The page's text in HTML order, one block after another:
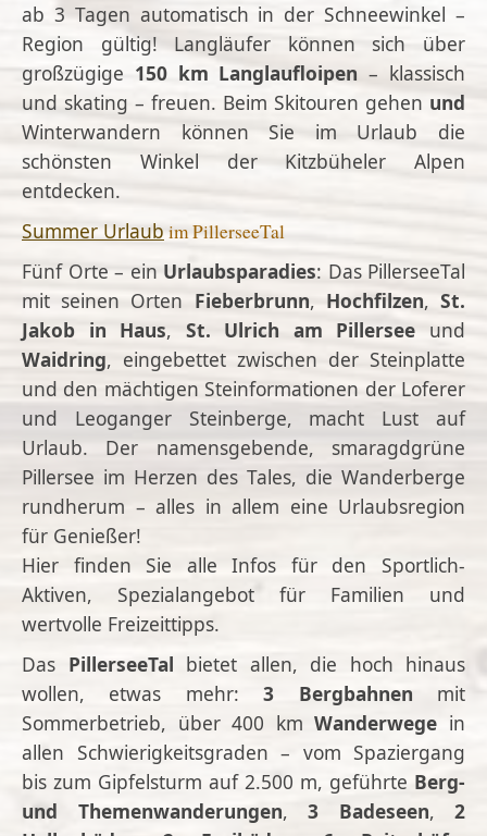
ab 3 Tagen automatisch in der Schneewinkel –
Region gültig! Langläufer können sich über
großzügige 150 km Langlaufloipen – klassisch
und skating – freuen. Beim Skitouren gehen und
Winterwandern können Sie im Urlaub die
schönsten Winkel der Kitzbüheler Alpen
entdecken.
Summer Urlaub im PillerseeTal
Fünf Orte – ein Urlaubsparadies: Das PillerseeTal
mit seinen Orten Fieberbrunn, Hochfilzen,St.
Jakob in Haus, St. Ulrich am Pillersee und
Waidring, eingebettet zwischen der Steinplatte
und den mächtigen Steinformationen der Loferer
und Leoganger Steinberge, macht Lust auf
Urlaub. Der namensgebende, smaragdgrüne
Pillersee im Herzen des Tales, die Wanderberge
rundherum – alles in allem eine Urlaubsregion
für Genießer!
Hier finden Sie alle Infos für den Sportlich-
Aktiven, Spezialangebot für Familien und
wertvolle Freizeittipps.
Das PillerseeTal bietet allen, die hoch hinaus
wollen, etwas mehr:3 Bergbahnenmit
Sommerbetrieb, über 400 kmWanderwege in
allen Schwierigkeitsgraden – vom Spaziergang
bis zum Gipfelsturm auf 2.500 m, geführte Berg-
und Themenwanderungen, 3 Badeseen, 2